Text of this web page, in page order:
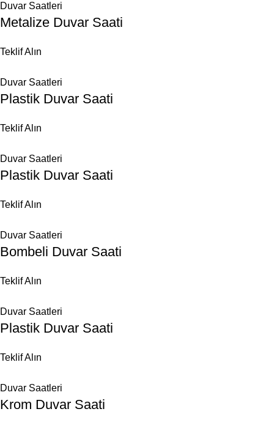
Duvar Saatleri
Metalize Duvar Saati
Teklif Alın
Duvar Saatleri
Plastik Duvar Saati
Teklif Alın
Duvar Saatleri
Plastik Duvar Saati
Teklif Alın
Duvar Saatleri
Bombeli Duvar Saati
Teklif Alın
Duvar Saatleri
Plastik Duvar Saati
Teklif Alın
Duvar Saatleri
Krom Duvar Saati